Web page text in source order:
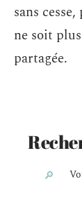
sans
ne soit
partagée.